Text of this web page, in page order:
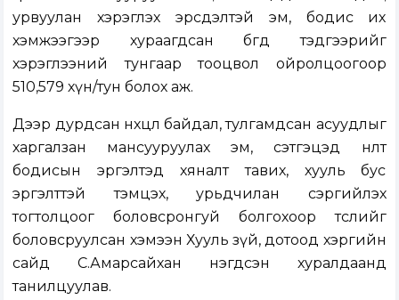
урвуулан хэрэглэх эрсдэлтэй эм, бодис их
хэмжээгээр хураагдсан бөгөөд тэдгээрийг
хэрэглээний тунгаар тооцвол ойролцоогоор
510,579 хүн/тун болох аж.
Дээр дурдсан нөхцөл байдал, тулгамдсан асуудлыг
харгалзан мансууруулах эм, сэтгэцэд нөлөөт
бодисын эргэлтэд хяналт тавих, хууль бус
эргэлттэй тэмцэх, урьдчилан сэргийлэх
тогтолцоог боловсронгуй болгохоор төслийг
боловсруулсан хэмээн Хууль зүй, дотоод хэргийн
сайд С.Амарсайхан нэгдсэн хуралдаанд
танилцуулав.